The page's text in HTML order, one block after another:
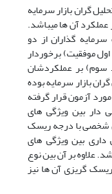
گران بازار سرمایه
عملکرد آن ها میباشد.
گذاران از دو
موفقیت) برخوردار
سوم) بر عملکردشان
بازار سرمایه بوده
آزمون قرار گرفته
دار بین ویژگی های
شخصی با درجه ریسک
داری بین ویژگی های
علاوه بر آن بین نوع
گریزی آن ها نیز